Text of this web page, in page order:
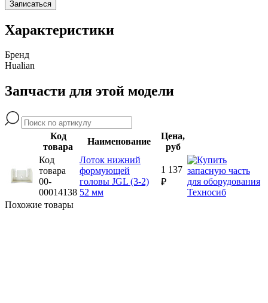
Записаться
Характеристики
Бренд
Hualian
Запчасти для этой модели
Код
товара
Наименование
Цена,
руб
Код
товара
00-
00014138
Лоток нижний
формующей
головы JGL (3-2)
52 мм
1 137
₽
Похожие товары